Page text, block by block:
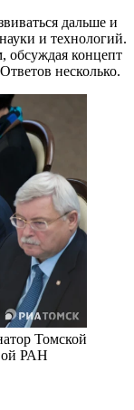
дальше и
и технологий.
обсуждая концепт
несколько.
Томской
РАН